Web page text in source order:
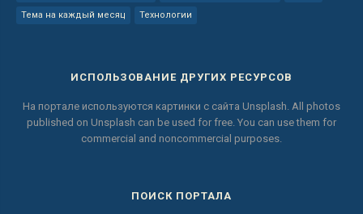
Тема на каждый месяц Технологии
ИСПОЛЬЗОВАНИЕ ДРУГИХ РЕСУРСОВ
На портале используются картинки с сайта Unsplash. All photos
published on Unsplash can be used for free. You can use them for
commercial and noncommercial purposes.
ПОИСК ПОРТАЛА